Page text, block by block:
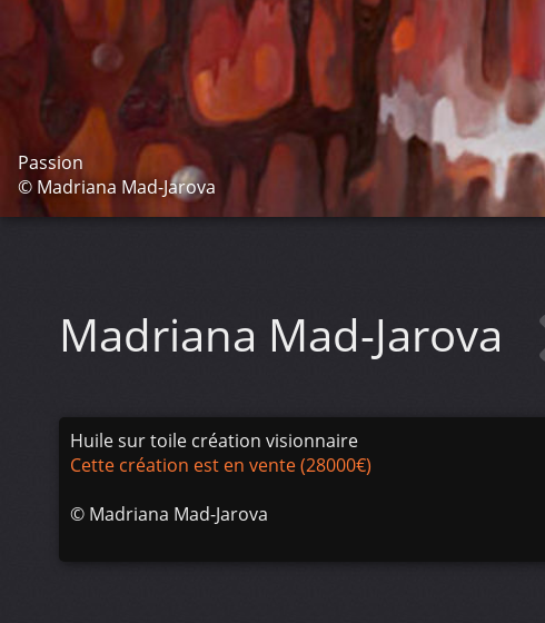
Passion
© Madriana Mad-Jarova
Madriana Mad-Jarova
Huile sur toile création visionnaire
Cette création est en vente (28000€)
© Madriana Mad-Jarova